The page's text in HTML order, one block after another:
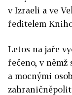
v Izraeli a ve
ředitelem
Letos na jaře
řečeno, v němž
a mocnými